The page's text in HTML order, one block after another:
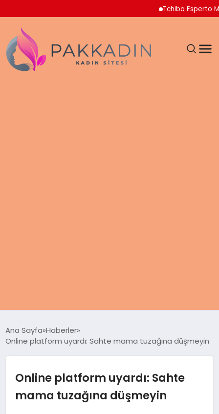
Tchibo Esperto Mini
KADIN
SAĞLIK
MAGAZIN
Ana Sayfa Haberler
Online platform uyardı: Sahte mama tuzağına düşmeyin
Online platform uyardı: Sahte
mama tuzağına düşmeyin